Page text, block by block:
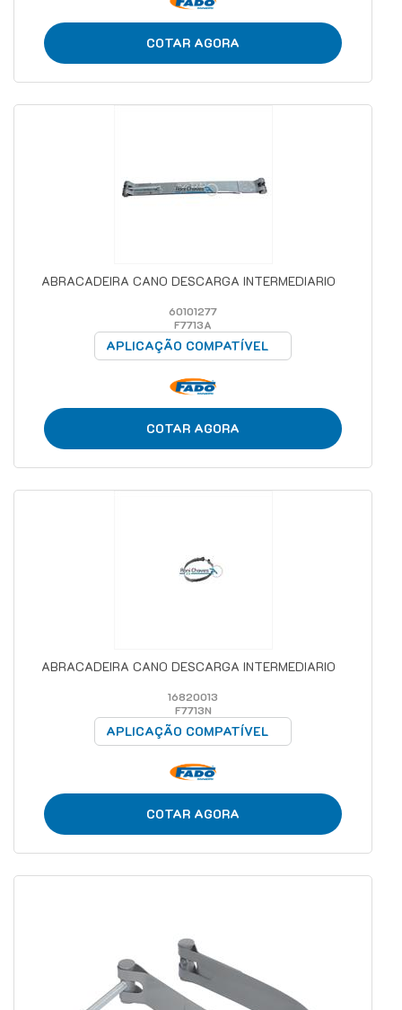
COTAR AGORA
ABRACADEIRA CANO DESCARGA INTERMEDIARIO
60101277
F7713A
APLICAÇÃO COMPATÍVEL
COTAR AGORA
ABRACADEIRA CANO DESCARGA INTERMEDIARIO
16820013
F7713N
APLICAÇÃO COMPATÍVEL
COTAR AGORA